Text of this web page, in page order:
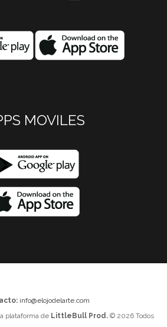
MOVILES
info@elojodelarte.com
plataforma de LittleBull Prod.© 2026 Todos